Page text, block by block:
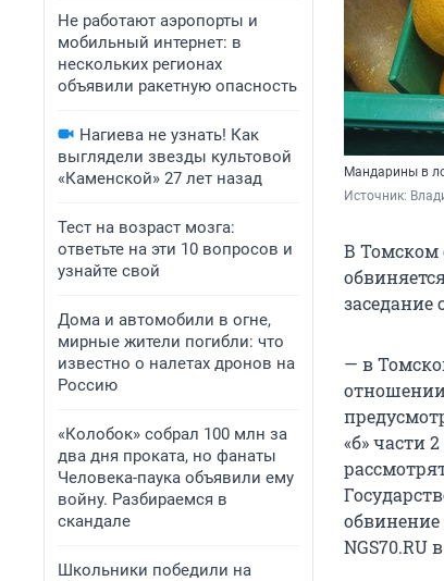
Не работают аэропорты и
мобильный интернет: в
нескольких регионах
объявили ракетную опасность
Нагиева не узнать! Как
выглядели звезды культовой
«Каменской» 27 лет назад
Тест на возраст мозга:
ответьте на эти 10 вопросов и
узнайте свой
Дома и автомобили в огне,
мирные жители погибли: что
известно о налетах дронов на
Россию
«Колобок» собрал 100 млн за
два дня проката, но фанаты
Человека-паука объявили ему
войну. Разбираемся в
скандале
Школьники победили на
Мандарины в
Источник:
В Томском
заседание
— в
«б» части
NGS70.RU